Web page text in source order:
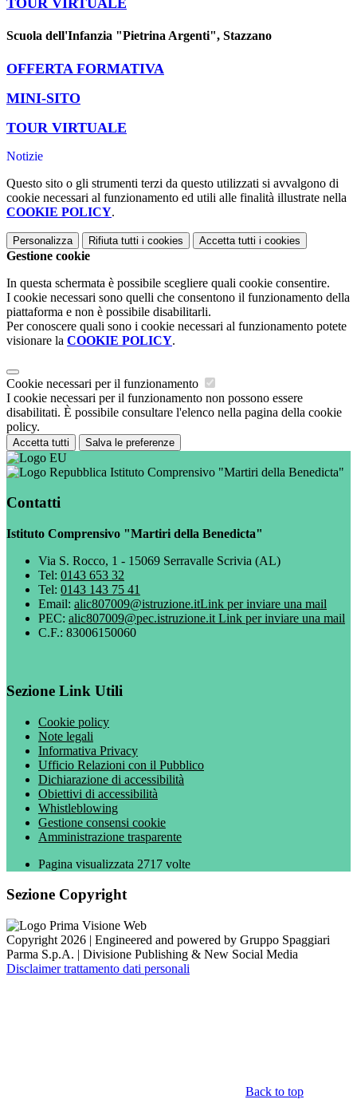
TOUR VIRTUALE
Scuola dell'Infanzia "Pietrina Argenti", Stazzano
OFFERTA FORMATIVA
MINI-SITO
TOUR VIRTUALE
Notizie
Questo sito o gli strumenti terzi da questo utilizzati si avvalgono di
cookie necessari al funzionamento ed utili alle finalità illustrate nella
COOKIE POLICY.
Personalizza Rifiuta tutti i cookies Accetta tutti i cookies
Gestione cookie
In questa schermata è possibile scegliere quali cookie consentire.
I cookie necessari sono quelli che consentono il funzionamento della
piattaforma e non è possibile disabilitarli.
Per conoscere quali sono i cookie necessari al funzionamento potete
visionare la COOKIE POLICY.
Cookie necessari per il funzionamento
I cookie necessari per il funzionamento non possono essere
disabilitati. È possibile consultare l'elenco nella pagina della cookie
policy.
Accetta tutti Salva le preferenze
Istituto Comprensivo "Martiri della Benedicta"
Contatti
Istituto Comprensivo "Martiri della Benedicta"
Via S. Rocco, 1 - 15069 Serravalle Scrivia (AL)
Tel: 0143 653 32
Tel: 0143 143 75 41
Email: alic807009@istruzione.itLink per inviare una mail
PEC: alic807009@pec.istruzione.it Link per inviare una mail
C.F.: 83006150060
Sezione Link Utili
Cookie policy
Note legali
Informativa Privacy
Ufficio Relazioni con il Pubblico
Dichiarazione di accessibilità
Obiettivi di accessibilità
Whistleblowing
Gestione consensi cookie
Amministrazione trasparente
Pagina visualizzata 2717 volte
Sezione Copyright
Copyright 2026 | Engineered and powered by Gruppo Spaggiari
Parma S.p.A. | Divisione Publishing & New Social Media
Disclaimer trattamento dati personali
Back to top